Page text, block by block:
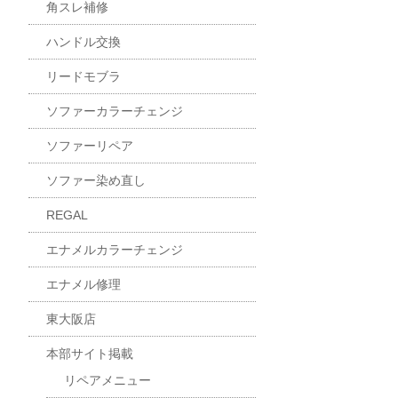
角スレ補修
ハンドル交換
リードモブラ
ソファーカラーチェンジ
ソファーリペア
ソファー染め直し
REGAL
エナメルカラーチェンジ
エナメル修理
東大阪店
本部サイト掲載
リペアメニュー